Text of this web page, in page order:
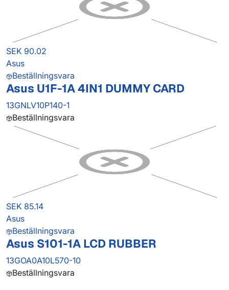
SEK 90.02
Asus
Beställningsvara
Asus U1F-1A 4IN1 DUMMY CARD
13GNLV10P140-1
Beställningsvara
SEK 85.14
Asus
Beställningsvara
Asus S101-1A LCD RUBBER
13GOA0A10L570-10
Beställningsvara